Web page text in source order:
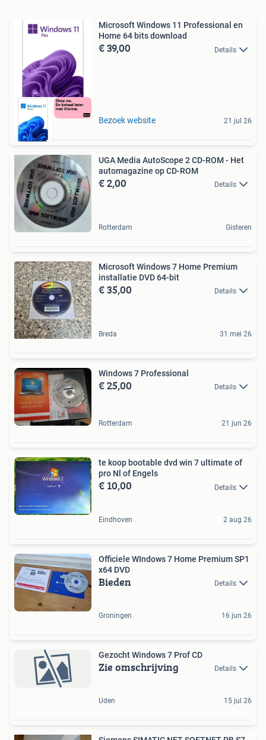
Microsoft Windows 11 Professional en
Home 64 bits download
€ 39,00 Details
Bezoek website 21 jul 26
UGA Media AutoScope 2 CD-ROM - Het
automagazine op CD-ROM
€ 2,00 Details
Rotterdam Gisteren
Microsoft Windows 7 Home Premium
installatie DVD 64-bit
€ 35,00 Details
Breda 31 mei 26
Windows 7 Professional
€ 25,00 Details
Rotterdam 21 jun 26
te koop bootable dvd win 7 ultimate of
pro Nl of Engels
€ 10,00 Details
Eindhoven 2 aug 26
Officiele WIndows 7 Home Premium SP1
x64 DVD
Bieden Details
Groningen 16 jun 26
Gezocht Windows 7 Prof CD
Zie omschrijving Details
Uden 15 jul 26